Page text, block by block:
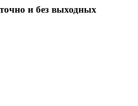
и без выходных